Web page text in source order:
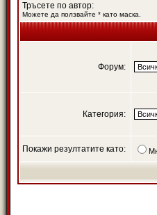
Тръсете по автор:
Можете да ползвайте * като маска.
Форум:
Категория:
Покажи резултатите като: